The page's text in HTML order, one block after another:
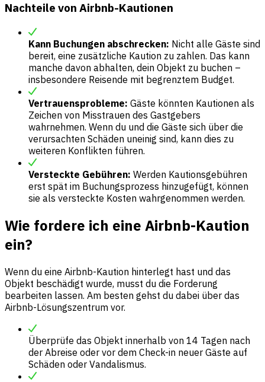
Nachteile von Airbnb-Kautionen
Kann Buchungen abschrecken: Nicht alle Gäste sind
bereit, eine zusätzliche Kaution zu zahlen. Das kann
manche davon abhalten, dein Objekt zu buchen –
insbesondere Reisende mit begrenztem Budget.
Vertrauensprobleme: Gäste könnten Kautionen als
Zeichen von Misstrauen des Gastgebers
wahrnehmen. Wenn du und die Gäste sich über die
verursachten Schäden uneinig sind, kann dies zu
weiteren Konflikten führen.
Versteckte Gebühren: Werden Kautionsgebühren
erst spät im Buchungsprozess hinzugefügt, können
sie als versteckte Kosten wahrgenommen werden.
Wie fordere ich eine Airbnb-Kaution
ein?
Wenn du eine Airbnb-Kaution hinterlegt hast und das
Objekt beschädigt wurde, musst du die Forderung
bearbeiten lassen. Am besten gehst du dabei über das
Airbnb-Lösungszentrum vor.
Überprüfe das Objekt innerhalb von 14 Tagen nach
der Abreise oder vor dem Check-in neuer Gäste auf
Schäden oder Vandalismus.